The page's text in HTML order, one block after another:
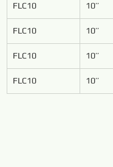
FLC10 10’’
FLC10 10’’
FLC10 10’’
FLC10 10’’